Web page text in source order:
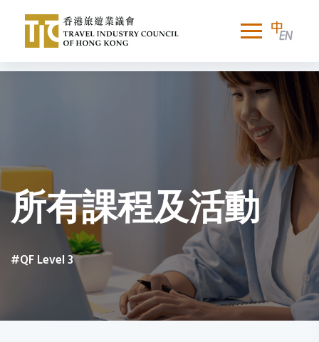
所有課程及活動
#QF Level 3